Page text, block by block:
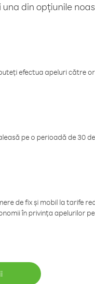
din opțiunile
efectua apeluri către
pe o perioadă de 30
de fix și mobil la tarife
în privința apelurilor